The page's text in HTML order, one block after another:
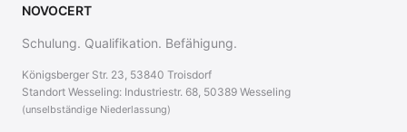
NOVOCERT
Schulung. Qualifikation. Befähigung.
Königsberger Str. 23, 53840 Troisdorf
Standort Wesseling: Industriestr. 68, 50389 Wesseling
(unselbständige Niederlassung)